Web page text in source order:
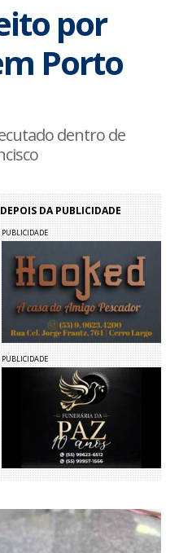
por
Porto
dentro de
DA PUBLICIDADE
PUBLICIDADE
PUBLICIDADE